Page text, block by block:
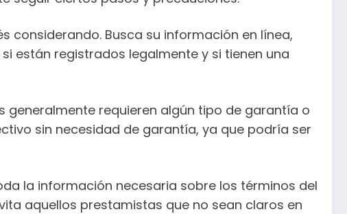
considerando. Busca su información en línea,
están registrados legalmente y si tienen una
generalmente requieren algún tipo de garantía o
sin necesidad de garantía, ya que podría ser
la información necesaria sobre los términos del
aquellos prestamistas que no sean claros en